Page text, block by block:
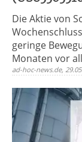
Die Aktie von
geringe
Monaten vor
ad-hoc-news.de,